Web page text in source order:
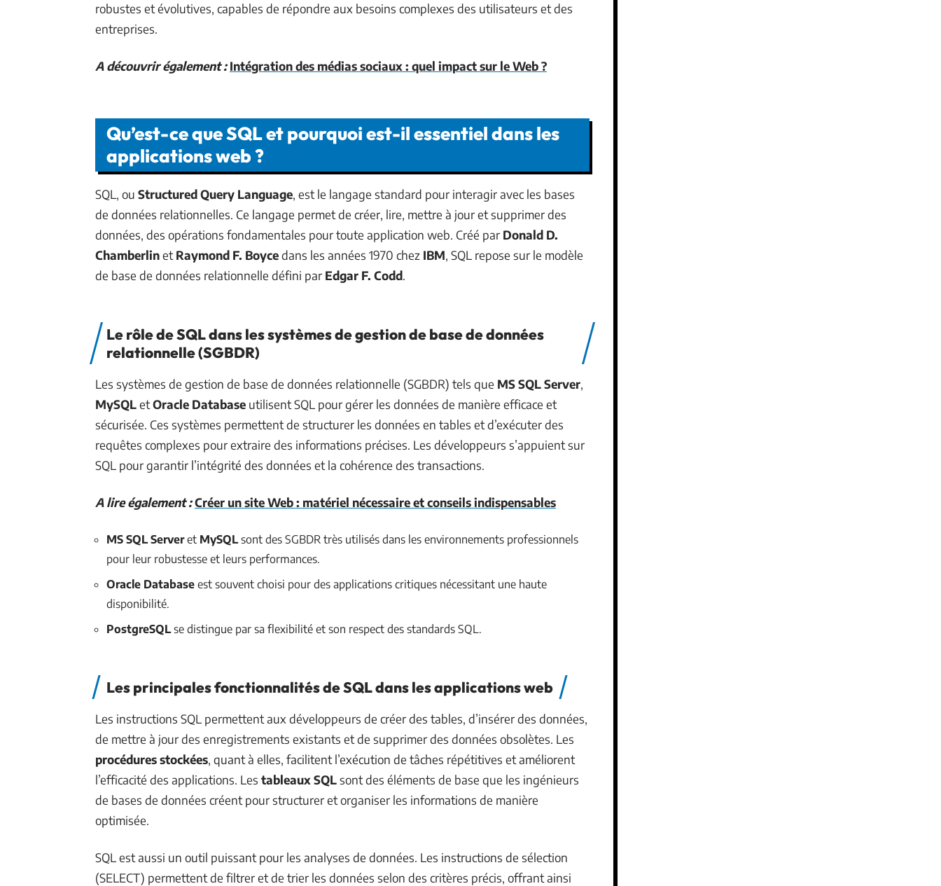
robustes et évolutives, capables de répondre aux besoins complexes des utilisateurs et des
entreprises.
A découvrir également : Intégration des médias sociaux : quel impact sur le Web ?
Qu’est-ce que SQL et pourquoi est-il essentiel dans les
applications web ?
SQL, ou Structured Query Language, est le langage standard pour interagir avec les bases
de données relationnelles. Ce langage permet de créer, lire, mettre à jour et supprimer des
données, des opérations fondamentales pour toute application web. Créé par Donald D.
Chamberlinet Raymond F. Boycedans les années 1970 chez IBM, SQL repose sur le modèle
de base de données relationnelle défini par Edgar F. Codd.
Le rôle de SQL dans les systèmes de gestion de base de données
relationnelle (SGBDR)
Les systèmes de gestion de base de données relationnelle (SGBDR) tels que MS SQL Server,
MySQLetOracle Database utilisent SQL pour gérer les données de manière efficace et
sécurisée. Ces systèmes permettent de structurer les données en tables et d’exécuter des
requêtes complexes pour extraire des informations précises. Les développeurs s’appuient sur
SQL pour garantir l’intégrité des données et la cohérence des transactions.
A lire également :Créer un site Web : matériel nécessaire et conseils indispensables
MS SQL Serveret MySQLsont des SGBDR très utilisés dans les environnements professionnels
pour leur robustesse et leurs performances.
Oracle Database est souvent choisi pour des applications critiques nécessitant une haute
disponibilité.
PostgreSQLse distingue par sa flexibilité et son respect des standards SQL.
Les principales fonctionnalités de SQL dans les applications web
Les instructions SQL permettent aux développeurs de créer des tables, d’insérer des données,
de mettre à jour des enregistrements existants et de supprimer des données obsolètes. Les
procédures stockées, quant à elles, facilitent l’exécution de tâches répétitives et améliorent
l’efficacité des applications. Les tableaux SQLsont des éléments de base que les ingénieurs
de bases de données créent pour structurer et organiser les informations de manière
optimisée.
SQL est aussi un outil puissant pour les analyses de données. Les instructions de sélection
(SELECT) permettent de filtrer et de trier les données selon des critères précis, offrant ainsi